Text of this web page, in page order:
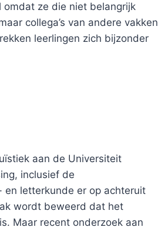
ze die niet belangrijk
collega’s van andere vakken
leerlingen zich bijzonder
aan de Universiteit
inclusief de
en letterkunde er op achteruit
wordt beweerd dat het
Maar recent onderzoek aan